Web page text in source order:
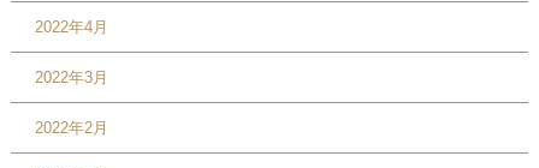
2022年4月
2022年3月
2022年2月